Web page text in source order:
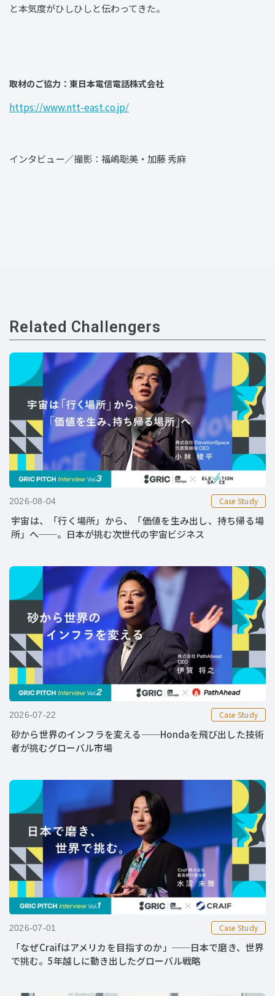
と本気度がひしひしと伝わってきた。
取材のご協力：東日本電信電話株式会社
https://www.ntt-east.co.jp/
インタビュー／撮影：福嶋聡美・加藤 秀麻
Related Challengers
2026-08-04 Case Study
宇宙は、「行く場所」から、「価値を生み出し、持ち帰る場
所」へ──。日本が挑む次世代の宇宙ビジネス
2026-07-22 Case Study
砂から世界のインフラを変える──Hondaを飛び出した技術
者が挑むグローバル市場
2026-07-01 Case Study
「なぜCraifはアメリカを目指すのか」──日本で磨き、世界
で挑む。5年越しに動き出したグローバル戦略